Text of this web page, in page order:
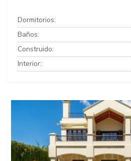
Dormitorios:
Baños:
Construido:
Interior: